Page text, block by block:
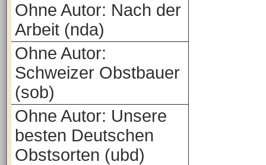
Ohne Autor: Nach der
Arbeit (nda)
Ohne Autor:
Schweizer Obstbauer
(sob)
Ohne Autor: Unsere
besten Deutschen
Obstsorten (ubd)